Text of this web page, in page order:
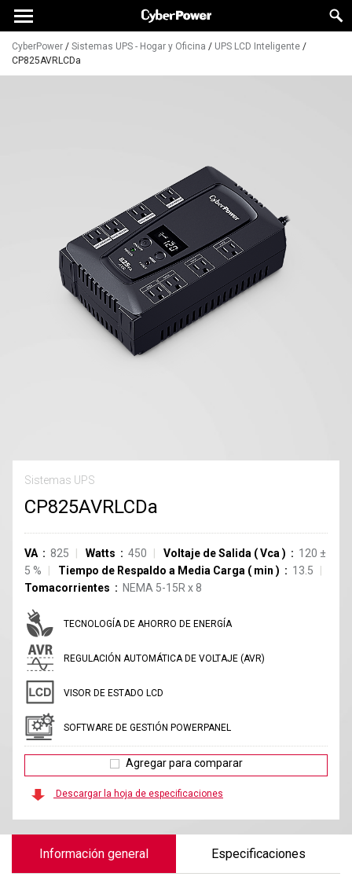
CyberPower / Sistemas UPS - Hogar y Oficina / UPS LCD Inteligente /
CP825AVRLCDa
Sistemas UPS
CP825AVRLCDa
VA 825 Watts 450 Voltaje de Salida (Vca ) 120 ±
5 % Tiempo de Respaldo a Media Carga ( min )
13.5
Tomacorrientes
NEMA 5-15R x8
TECNOLOGÍA DE AHORRO DE ENERGÍA
REGULACIÓN AUTOMÁTICA DE VOLTAJE (AVR)
VISOR DE ESTADO LCD
SOFTWARE DE GESTIÓN POWERPANEL
Agregar para comparar
Descargar la hoja de especificaciones
Información general Especificaciones